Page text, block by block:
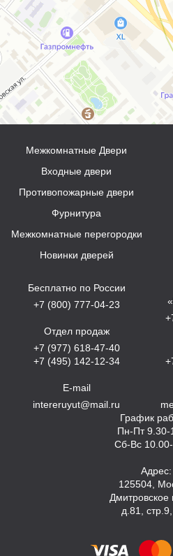
Межкомнатные Двери
Входные двери
Противопожарные двери
Фурнитура
Межкомнатные перегородки
Новинки дверей
Бесплатно по России
+7 (800) 777-04-23
Отдел продаж
+7 (977) 618-47-40
+7 (495) 142-12-34
E-mail
intereruyut@mail.ru
График
Пн-Пт 9.30-
Сб-Вс
Адрес:
125504,
Дмитровское
д.81, стр.9,